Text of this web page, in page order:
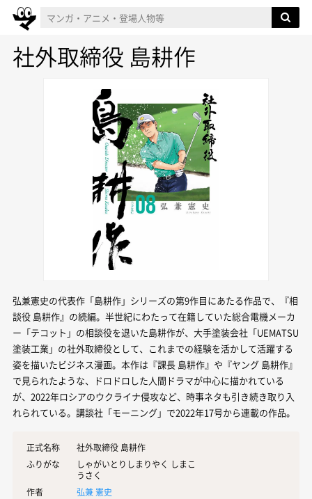
社外取締役 島耕作
弘兼憲史の代表作「島耕作」シリーズの第9作目にあたる作品で、『相
談役 島耕作』の続編。半世紀にわたって在籍していた総合電機メーカ
ー「テコット」の相談役を退いた島耕作が、大手塗装会社「UEMATSU
塗装工業」の社外取締役として、これまでの経験を活かして活躍する
姿を描いたビジネス漫画。本作は『課長 島耕作』や『ヤング 島耕作』
で見られたような、ドロドロした人間ドラマが中心に描かれている
が、2022年ロシアのウクライナ侵攻など、時事ネタも引き続き取り入
れられている。講談社「モーニング」で2022年17号から連載の作品。
正式名称
社外取締役 島耕作
ふりがな
しゃがいとりしまりやく しまこ
うさく
作者
弘兼 憲史